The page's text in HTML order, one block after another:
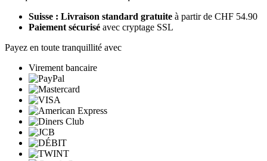
Suisse : Livraison standard gratuite à partir de CHF 54.90
Paiement sécurisé avec cryptage SSL
Payez en toute tranquillité avec
Virement bancaire